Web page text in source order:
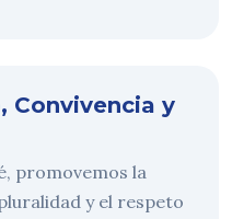
Convivencia y
promovemos la
y el respeto